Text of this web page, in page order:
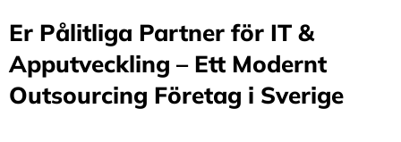
Er Pålitliga Partner för IT &
Apputveckling – Ett Modernt
Outsourcing Företag i Sverige